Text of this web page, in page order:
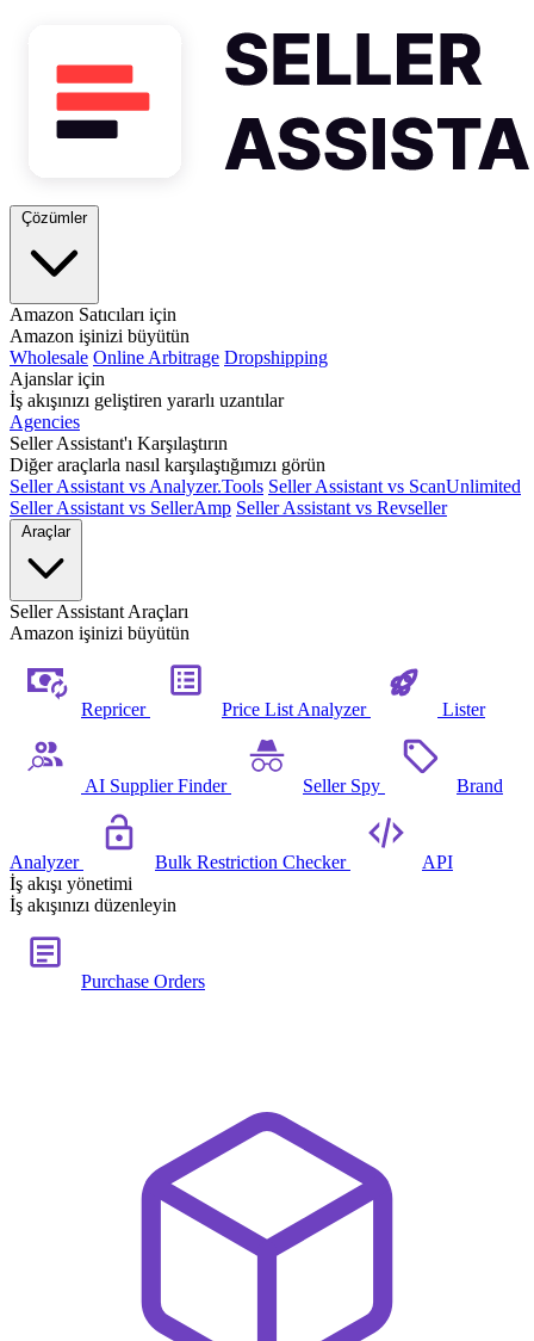
Çözümler
Amazon Satıcıları için
Amazon işinizi büyütün
Wholesale Online Arbitrage Dropshipping
Ajanslar için
İş akışınızı geliştiren yararlı uzantılar
Agencies
Seller Assistant'ı Karşılaştırın
Diğer araçlarla nasıl karşılaştığımızı görün
Seller Assistant vs Analyzer.Tools Seller Assistant vs ScanUnlimited
Seller Assistant vs SellerAmp Seller Assistant vs Revseller
Araçlar
Seller Assistant Araçları
Amazon işinizi büyütün
Repricer Price List Analyzer Lister
AI Supplier Finder Seller Spy Brand
Analyzer Bulk Restriction Checker
API
İş akışı yönetimi
İş akışınızı düzenleyin
Purchase Orders